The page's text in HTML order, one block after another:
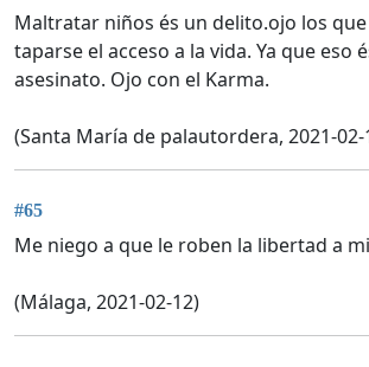
Maltratar niños és un delito.ojo los
taparse el acceso a la vida. Ya que eso
asesinato. Ojo con el Karma.
(Santa María de palautordera, 2021-02-
#65
Me niego a que le roben la libertad a
(Málaga, 2021-02-12)